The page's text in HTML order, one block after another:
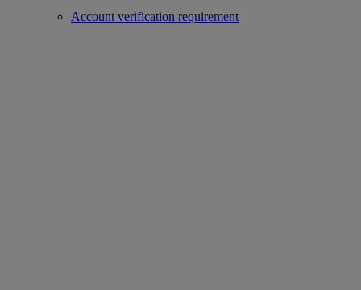
Account verification requirement